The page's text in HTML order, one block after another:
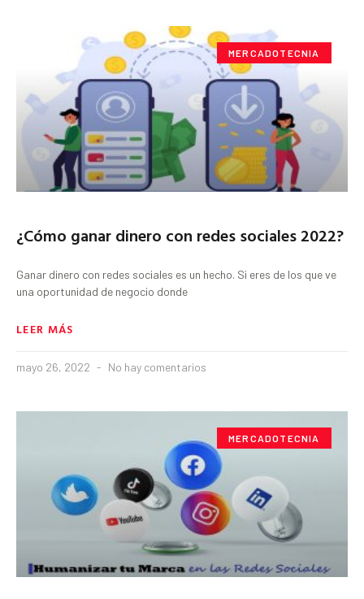
MERCADOTECNIA
¿Cómo ganar dinero con redes sociales 2022?
Ganar dinero con redes sociales es un hecho. Si eres de los que ve
una oportunidad de negocio donde
LEER MÁS
mayo 26, 2022 No hay comentarios
MERCADOTECNIA